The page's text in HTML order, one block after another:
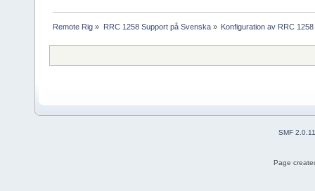
Remote Rig » RRC 1258 Support på Svenska» Konfiguration av RRC 1258
SMF 2.0.11
Page